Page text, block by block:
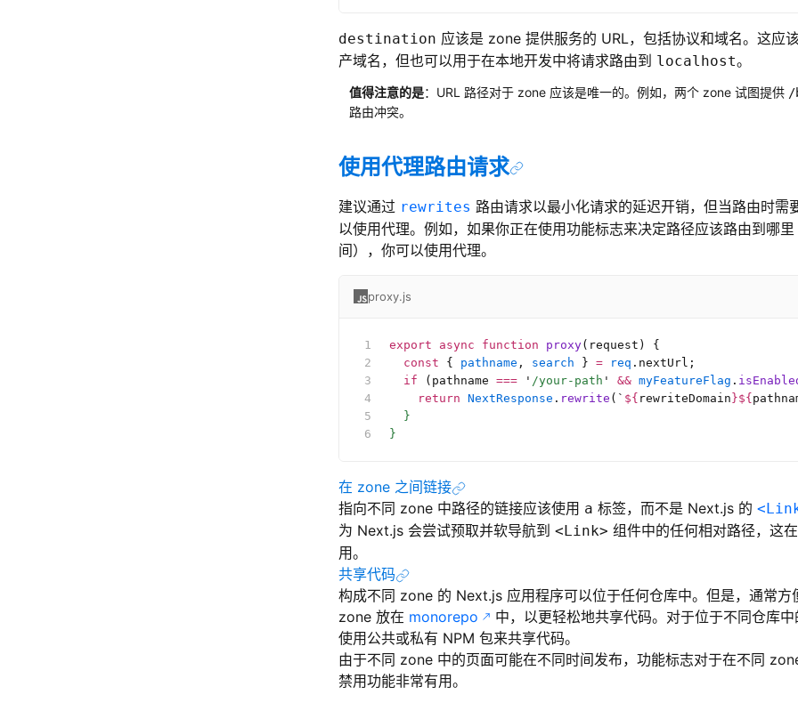
destination 应该是 zone 提供服务的 URL，包括协议和域名。这应
产域名，但也可以用于在本地开发中将请求路由到 localhost。
值得注意的是：URL 路径对于 zone 应该是唯一的。例如，两个 zone 试图提供 /
路由冲突。
使用代理路由请求
建议通过 rewrites 路由请求以最小化请求的延迟开销，但当路由时需
以使用代理。例如，如果你正在使用功能标志来决定路径应该路由到哪
间），你可以使用代理。
proxy.js
export async function proxy(request) {
  const
{ pathname , search } = req .nextUrl;
  if
(pathname === ' /your-path ' && myFeatureFlag .
    return
NextResponse . rewrite ( ` ${ rewriteDomain }${
  }
}
在 zone 之间链接
指向不同 zone 中路径的链接应该使用 a 标签，而不是 Next.js 的
为 Next.js 会尝试预取并软导航到 <Link> 组件中的任何相对路径，这
用。
共享代码
构成不同 zone 的 Next.js 应用程序可以位于任何仓库中。但是，通常方
zone 放在 monorepo
中，以更轻松地共享代码。对于位于不同仓库
使用公共或私有 NPM 包来共享代码。
由于不同 zone 中的页面可能在不同时间发布，功能标志对于在不同
禁用功能非常有用。